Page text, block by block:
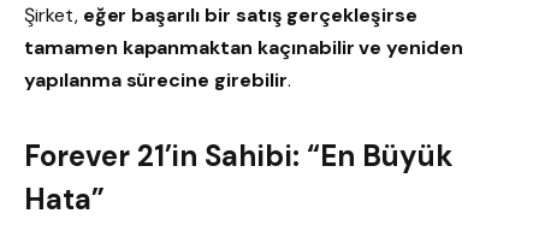
Şirket, eğer başarılı bir satış gerçekleşirse
tamamen kapanmaktan kaçınabilir ve yeniden
yapılanma sürecine girebilir.
Forever 21’in Sahibi: “En Büyük
Hata”